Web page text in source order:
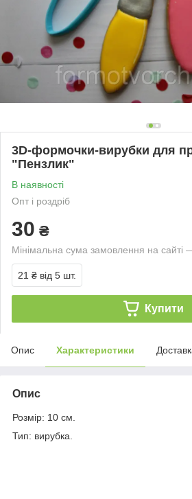
3D-формочки-вирубки для
"Пензлик"
В наявності
Опт і роздріб
30 ₴
Мінімальна сума замовлення на сайті
21 ₴ від 5 шт.
Купити
Опис Характеристики
Опис
Розмір: 10 см.
Тип: вирубка.